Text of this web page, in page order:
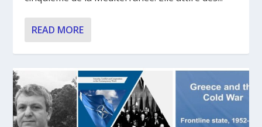
READ MORE